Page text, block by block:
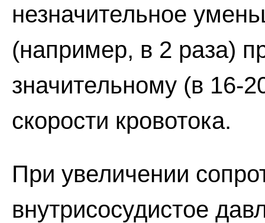
незначительное
(например, в 2 раза)
значительному (в 16-
скорости кровотока.
При увеличении
внутрисосудистое